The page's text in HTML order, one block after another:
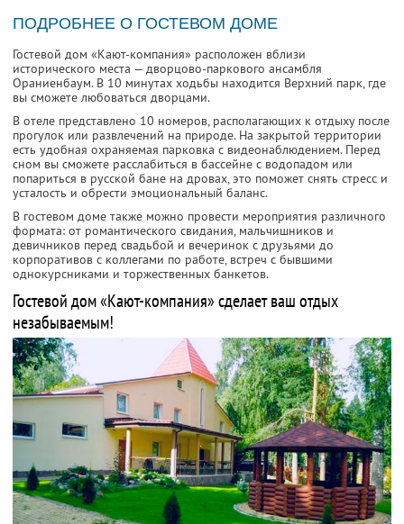
ПОДРОБНЕЕ О ГОСТЕВОМ ДОМЕ
Гостевой дом «Кают-компания» расположен вблизи
исторического места — дворцово-паркового ансамбля
Ораниенбаум. В 10 минутах ходьбы находится Верхний парк, где
вы сможете любоваться дворцами.
В отеле представлено 10 номеров, располагающих к отдыху после
прогулок или развлечений на природе. На закрытой территории
есть удобная охраняемая парковка с видеонаблюдением. Перед
сном вы сможете расслабиться в бассейне с водопадом или
попариться в русской бане на дровах, это поможет снять стресс и
усталость и обрести эмоциональный баланс.
В гостевом доме также можно провести мероприятия различного
формата: от романтического свидания, мальчишников и
девичников перед свадьбой и вечеринок с друзьями до
корпоративов с коллегами по работе, встреч с бывшими
однокурсниками и торжественных банкетов.
Гостевой дом «Кают-компания» сделает ваш отдых
незабываемым!